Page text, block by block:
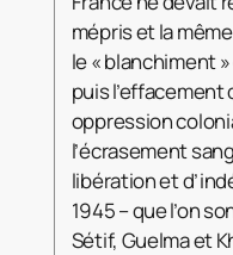
mépris et la
le « blanchiment
puis l’effacement
oppression
l’écrasement
libération et
1945 – que l’on
Sétif, Guelma et